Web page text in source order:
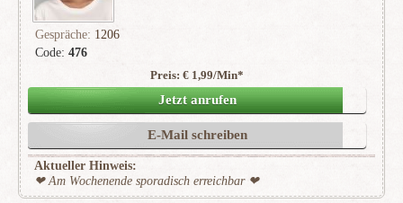
Code: 476
Gespräche: 1206
(247)
Preis: € 1,99/Min*
Jetzt anrufen
E-Mail schreiben
Aktueller Hinweis:
❤ Am Wochenende sporadisch erreichbar ❤